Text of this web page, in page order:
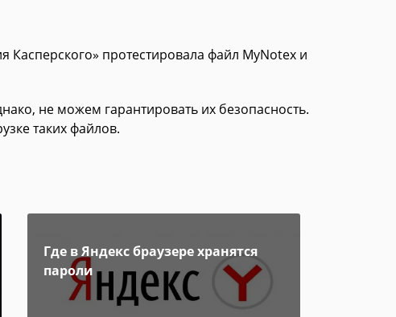
Касперского» протестировала файл MyNotex и
не можем гарантировать их безопасность.
таких файлов.
Где в Яндекс браузере хранятся
пароли